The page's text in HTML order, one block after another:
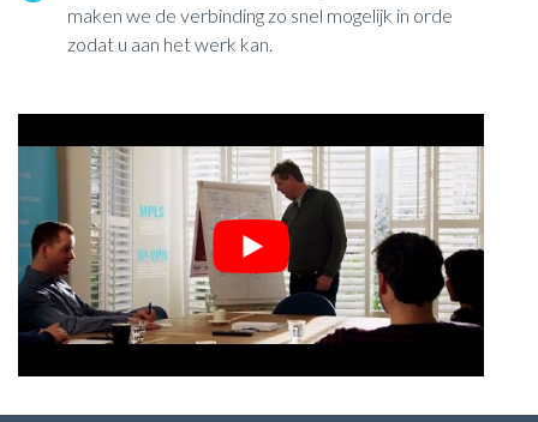
maken we de verbinding zo snel mogelijk in orde
zodat u aan het werk kan.